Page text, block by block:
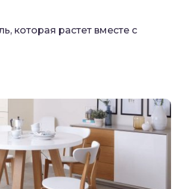
которая растет вместе с